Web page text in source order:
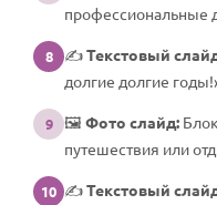
профессиональные
8 ✍️Текстовый
долгие долгие
9 🖼️ Фото слайд:
путешествия или
10 ✍️Текстовый